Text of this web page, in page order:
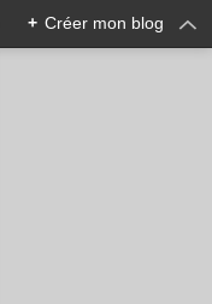
+ Créer mon blog